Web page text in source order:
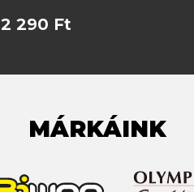
2 290 Ft
MÁRKÁINK